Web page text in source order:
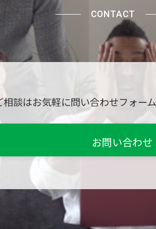
CONTACT
談はお気軽に問い合わせフォー
お問い合わせ